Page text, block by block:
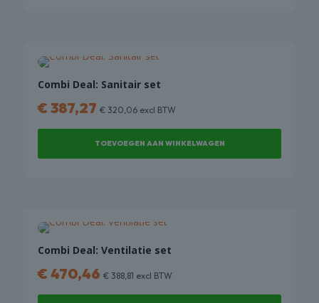
Combi Deal: Sanitair set
€387,27 € 320,06 excl BTW
TOEVOEGEN AAN WINKELWAGEN
Combi Deal: Ventilatie set
€470,46 € 388,81 excl BTW